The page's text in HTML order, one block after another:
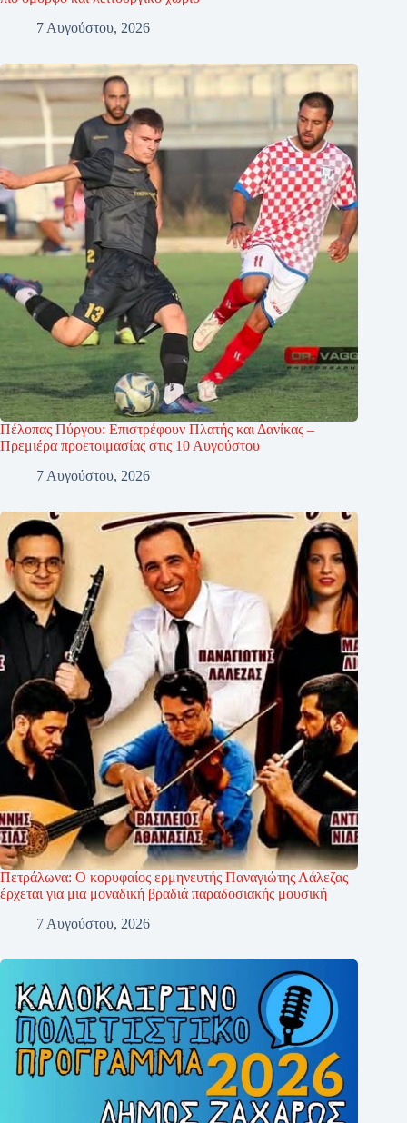
7 Αυγούστου, 2026
Πέλοπας Πύργου: Επιστρέφουν Πλατής και Δανίκας –
Πρεμιέρα προετοιμασίας στις 10 Αυγούστου
7 Αυγούστου, 2026
Πετράλωνα: Ο κορυφαίος ερμηνευτής Παναγιώτης Λάλεζας
έρχεται για μια μοναδική βραδιά παραδοσιακής μουσική
7 Αυγούστου, 2026